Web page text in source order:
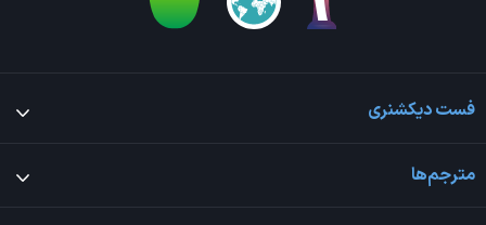
فست دیکشنری
مترجم‌ها